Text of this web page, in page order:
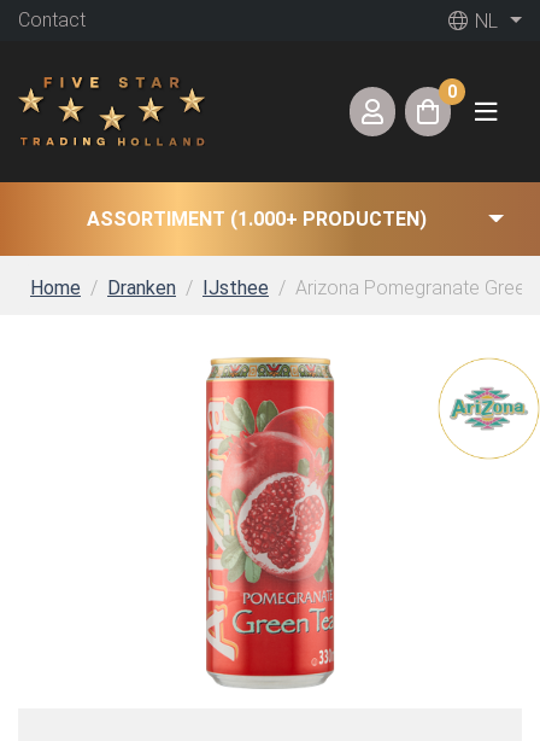
Contact NL
0
ASSORTIMENT (1.000+ PRODUCTEN)
Home Dranken IJsthee Arizona Pomegranate